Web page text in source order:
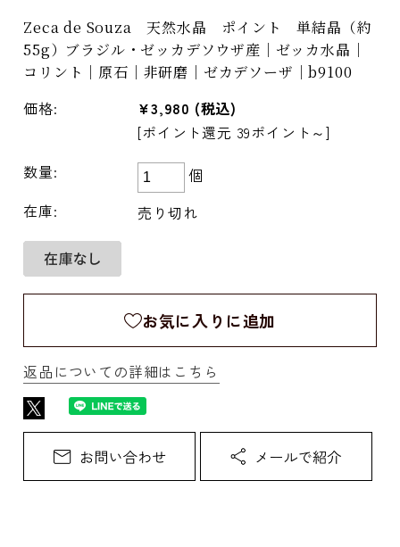
Zeca de Souza 天然水晶 ポイント 単結晶（約
55g）ブラジル・ゼッカデソウザ産｜ゼッカ水晶｜
コリント｜原石｜非研磨｜ゼカデソーザ｜b9100
価格: ¥3,980 (税込)
[ポイント還元 39ポイント～]
数量:
個
在庫:
売り切れ
お気に入りに追加
返品についての詳細はこちら